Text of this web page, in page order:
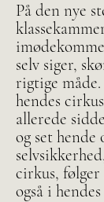
På den nye
selv siger,
rigtige
hendes
allerede
og set
cirkus,
også i